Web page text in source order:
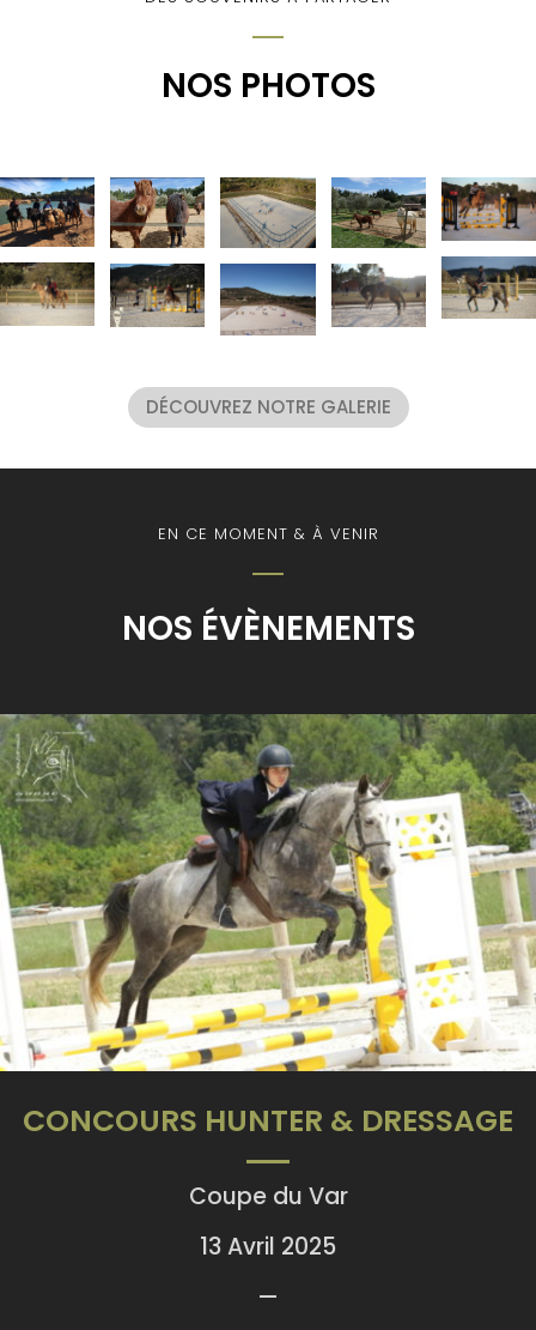
NOS PHOTOS
DÉCOUVREZ NOTRE GALERIE
EN CE MOMENT & À VENIR
NOS ÉVÈNEMENTS
CONCOURS HUNTER & DRESSAGE
Coupe du Var
13 Avril 2025
—